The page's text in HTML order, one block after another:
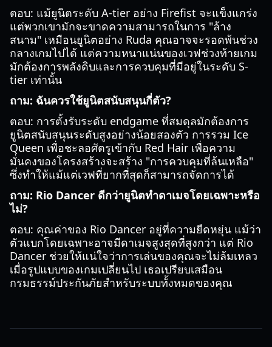
ตอบ: แม้ยูนิตระดับ A-tier อย่าง Firefist จะแข็งแกร่ง
แต่พวกเขามักจะขาดความสามารถในการ "ล้าง
สนาม" เหมือนยูนิตอย่าง Ruda คุณอาจจะรอดพ้นช่วง
กลางเกมไปได้ แต่ความหนาแน่นของเวฟช่วงท้ายเกม
มักต้องการพลังดิบและการควบคุมที่มีอยู่ในระดับ S-
tier เท่านั้น
ถาม: ฉันควรใช้ยูนิตสนับสนุนกี่ตัว?
ตอบ: การตั้งรับระดับ endgame ที่สมดุลมักต้องการ
ยูนิตสนับสนุนระดับสูงอย่างน้อยสองตัว การรวม Ice
Queen เพื่อชะลอศัตรูเข้ากับ Red Hair เพื่อความ
มั่นคงของโครงสร้างจะสร้าง "การควบคุมที่ล้นเหลือ"
ซึ่งทำให้แม้แต่เวฟที่ยากที่สุดก็สามารถจัดการได้
ถาม: Rio Dancer ดีกว่ายูนิตทำดาเมจโดยเฉพาะหรือ
ไม่?
ตอบ: คุณค่าของ Rio Dancer อยู่ที่ความยืดหยุ่น แม้ว่า
ตัวแบกโดยเฉพาะอาจมีดาเมจสูงสุดที่สูงกว่า แต่ Rio
Dancer ช่วยให้แน่ใจว่าการเล่นของคุณจะไม่ล้มเหลว
เมื่อรูปแบบของเกมเปลี่ยนไป เธอเปรียบเสมือน
กรมธรรม์ประกันภัยสำหรับระบบทั้งหมดของคุณ